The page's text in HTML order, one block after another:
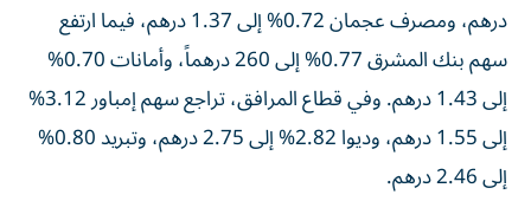
درهم، ومصرف عجمان 0.72% إلى 1.37 درهم، فيما ارتفع
سهم بنك المشرق 0.77% إلى 260 درهماً، وأمانات 0.70%
إلى 1.43 درهم. وفي قطاع المرافق، تراجع سهم إمباور 3.12%
إلى 1.55 درهم، وديوا 2.82% إلى 2.75 درهم، وتبريد 0.80%
إلى 2.46 درهم.